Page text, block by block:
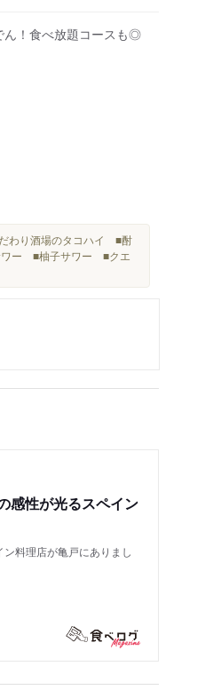
ん！食べ放題コースも◎
わり酒場のタコハイ ■酎
ー ■柚子サワー ■クエ
感性が光るスペイン
料理店が亀戸にありまし